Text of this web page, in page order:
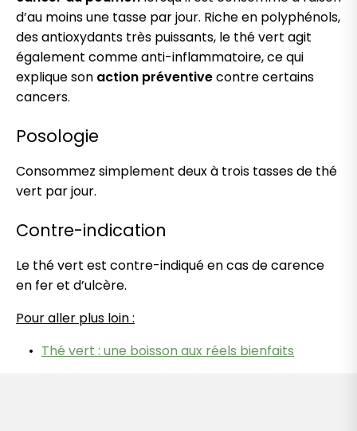
d’au moins une tasse par jour. Riche en polyphénols,
des antioxydants très puissants, le thé vert agit
également comme anti-inflammatoire, ce qui
explique son action préventivecontre certains
cancers.
Posologie
Consommez simplement deux à trois tasses de thé
vert par jour.
Contre-indication
Le thé vert est contre-indiqué en cas de carence
en fer et d’ulcère.
Pour aller plus loin :
Thé vert : une boisson aux réels bienfaits